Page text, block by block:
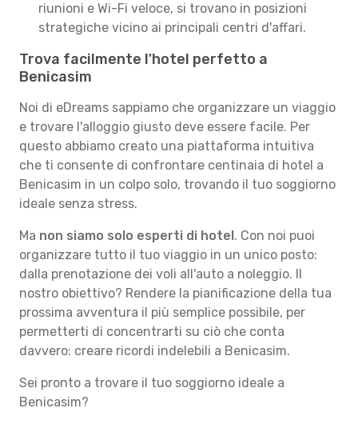
riunioni e Wi-Fi veloce, si trovano in posizioni
strategiche vicino ai principali centri d'affari.
Trova facilmente l'hotel perfetto a
Benicasim
Noi di eDreams sappiamo che organizzare un viaggio
e trovare l'alloggio giusto deve essere facile. Per
questo abbiamo creato una piattaforma intuitiva
che ti consente di confrontare centinaia di hotel a
Benicasim in un colpo solo, trovando il tuo soggiorno
ideale senza stress.
Ma non siamo solo esperti di hotel. Con noi puoi
organizzare tutto il tuo viaggio in un unico posto:
dalla prenotazione dei voli all'auto a noleggio. Il
nostro obiettivo? Rendere la pianificazione della tua
prossima avventura il più semplice possibile, per
permetterti di concentrarti su ciò che conta
davvero: creare ricordi indelebili a Benicasim.
Sei pronto a trovare il tuo soggiorno ideale a
Benicasim?